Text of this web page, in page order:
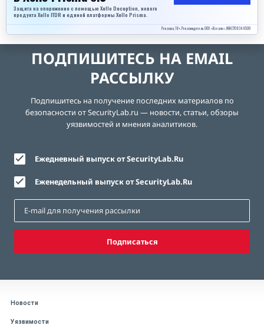
Защита на опережение с помощью Xello Deception, нового
продукта Xello ITDR и единой платформы Xello Prisma.
Реклама, 18+. Рекламодатель ООО «Кселло», ИНН 7708344509
ПОДПИШИТЕСЬ НА EMAIL
РАССЫЛКУ
Подпишитесь на получение последних материалов по
безопасности от SecurityLab.ru — новости, статьи, обзоры
уязвимостей и мнения аналитиков.
Ежедневный выпуск от SecurityLab.Ru
Еженедельный выпуск от SecurityLab.Ru
Подписаться
Новости
Уязвимости